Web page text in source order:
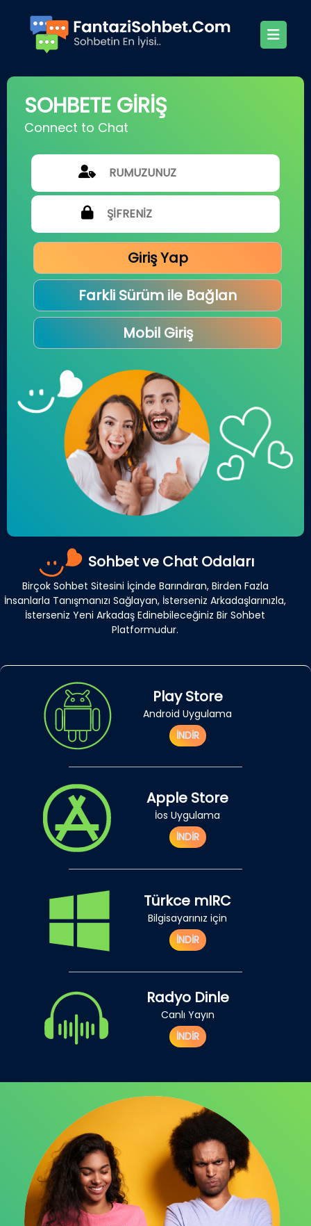
SOHBETE GİRİŞ
Connect to Chat
Giriş Yap
Farkli Sürüm ile Bağlan
Mobil Giriş
Sohbet ve Chat Odaları
Birçok Sohbet Sitesini İçinde Barındıran, Birden Fazla
İnsanlarla Tanışmanızı Sağlayan, İsterseniz Arkadaşlarınızla,
İsterseniz Yeni Arkadaş Edinebileceğiniz Bir Sohbet
Platformudur.
Play Store
Android Uygulama
İNDİR
Apple Store
İos Uygulama
İNDİR
Türkce mIRC
Bilgisayarınız için
İNDİR
Radyo Dinle
Canlı Yayın
İNDİR